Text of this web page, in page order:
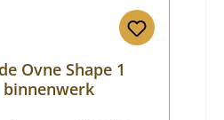
Ovne Shape 1
binnenwerk